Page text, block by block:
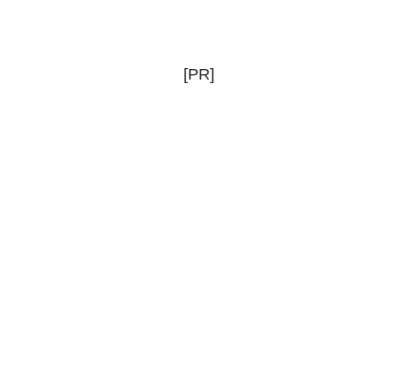
[PR]